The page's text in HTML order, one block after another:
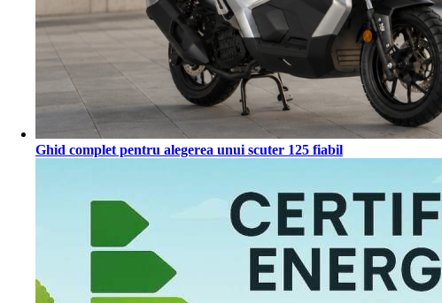
Ghid complet pentru alegerea unui scuter 125 fiabil